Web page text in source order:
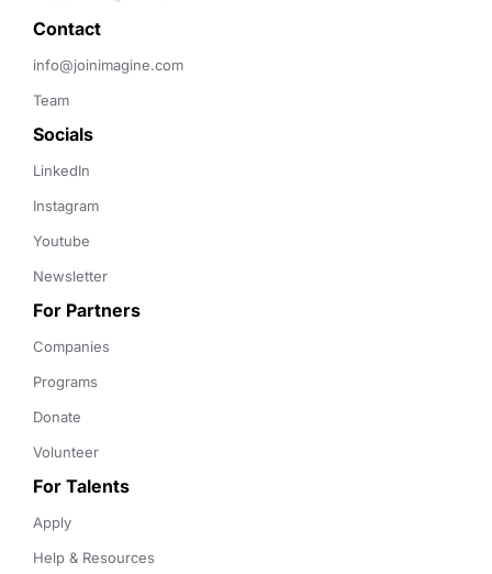
Contact
info@joinimagine.com
Team
Socials
LinkedIn
Instagram
Youtube
Newsletter
For Partners
Companies
Programs
Donate
Volunteer
For Talents
Apply
Help & Resources